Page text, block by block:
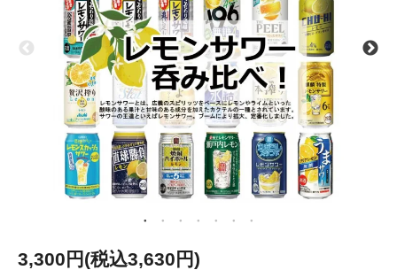
3,300円(税込3,630円)